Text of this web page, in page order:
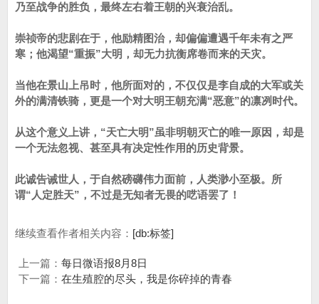
乃至战争的胜负，最终左右着王朝的兴衰治乱。
崇祯帝的悲剧在于，他励精图治，却偏偏遭遇千年未有之严
寒；他渴望“重振”大明，却无力抗衡席卷而来的天灾。
当他在景山上吊时，他所面对的，不仅仅是李自成的大军或关
外的满清铁骑，更是一个对大明王朝充满“恶意”的凛冽时代。
从这个意义上讲，“天亡大明”虽非明朝灭亡的唯一原因，却是
一个无法忽视、甚至具有决定性作用的历史背景。
此诚告诫世人，于自然磅礴伟力面前，人类渺小至极。所
谓“人定胜天”，不过是无知者无畏的呓语罢了！
继续查看作者相关内容： [db:标签]
上一篇： 每日微语报8月8日
下一篇： 在生殖腔的尽头，我是你碎掉的青春